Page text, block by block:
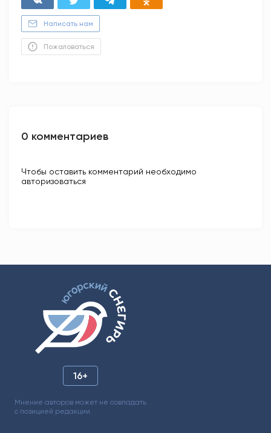
Написать нам
Пожаловаться
0 комментариев
Чтобы оставить комментарий необходимо
авторизоваться
16+
Мнение авторов может не совпадать
с позицией редакции.